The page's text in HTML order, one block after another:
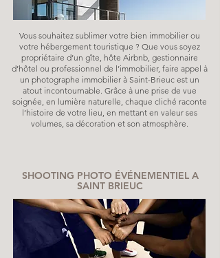
Vous souhaitez sublimer votre bien immobilier ou
votre hébergement touristique ? Que vous soyez
propriétaire d’un gîte, hôte Airbnb, gestionnaire
d’hôtel ou professionnel de l’immobilier, faire appel à
un photographe immobilier à Saint-Brieuc est un
atout incontournable. Grâce à une prise de vue
soignée, en lumière naturelle, chaque cliché raconte
l’histoire de votre lieu, en mettant en valeur ses
volumes, sa décoration et son atmosphère.
SHOOTING PHOTO ÉVÉNEMENTIEL A
SAINT BRIEUC